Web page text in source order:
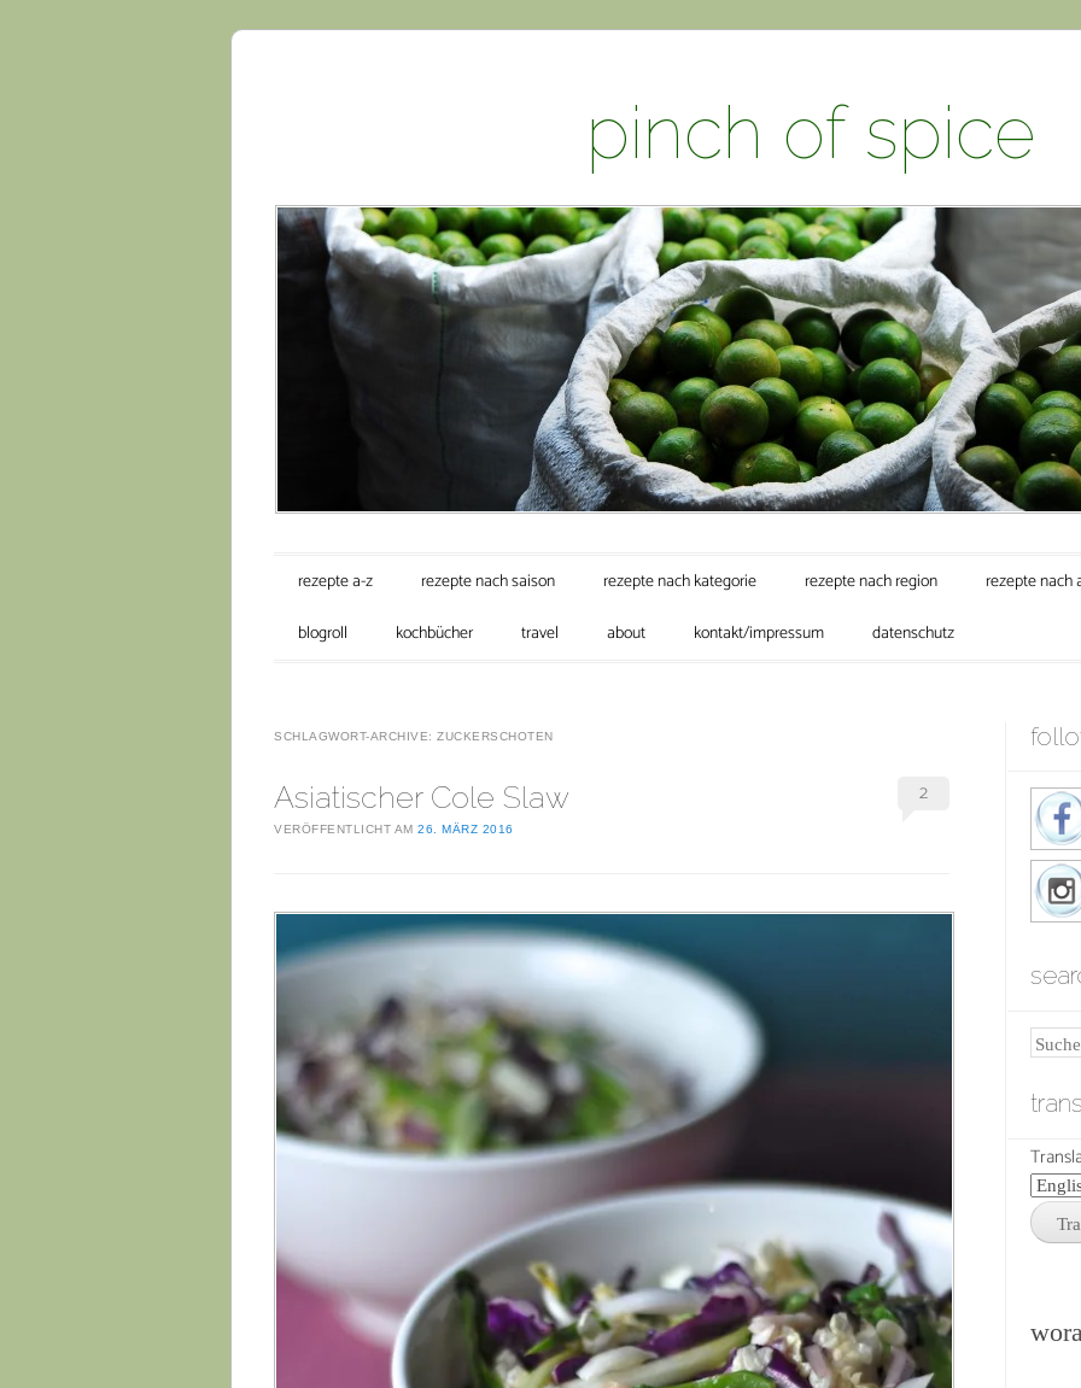
pinch of spice
Hauptmenü
Zum Inhalt springen
rezepte a-z rezepte nach saison rezepte nach kategorie rezepte nach region rezepte nach
blogroll
kochbücher travel about kontakt/impressum datenschutz
SCHLAGWORT-ARCHIVE: ZUCKERSCHOTEN
Asiatischer Cole Slaw
VERÖFFENTLICHT AM 26. MÄRZ 2016
2